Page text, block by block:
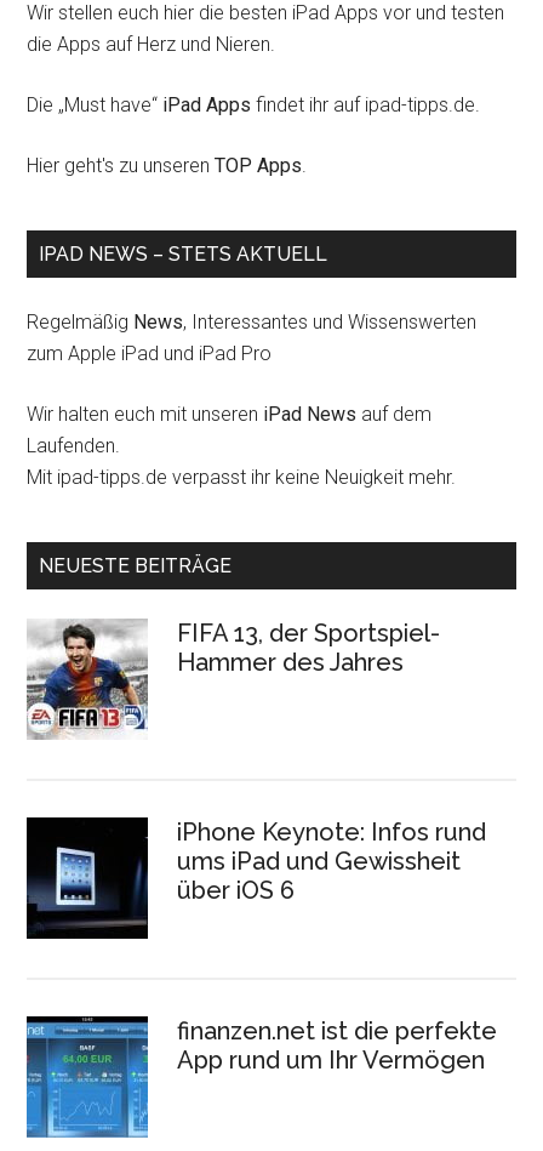
Wir stellen euch hier die besten iPad Apps vor und testen
die Apps auf Herz und Nieren.
Die „Must have“ iPad Apps findet ihr auf ipad-tipps.de.
Hier geht's zu unserenTOP Apps.
IPAD NEWS – STETS AKTUELL
Regelmäßig News, Interessantes und Wissenswerten
zum Apple iPad und iPad Pro
Wir halten euch mit unseren iPad News auf dem
Laufenden.
Mit ipad-tipps.de verpasst ihr keine Neuigkeit mehr.
NEUESTE BEITRÄGE
FIFA 13, der Sportspiel-
Hammer des Jahres
iPhone Keynote: Infos rund
ums iPad und Gewissheit
über iOS 6
finanzen.net ist die perfekte
App rund um Ihr Vermögen